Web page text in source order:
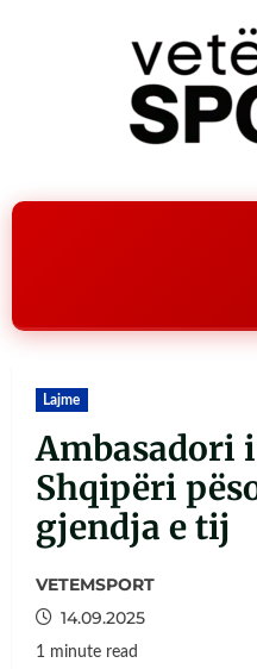
Lajme
Ambasadori
Shqipëri
gjendja e tij
VETEMSPORT
14.09.2025
1 minute read